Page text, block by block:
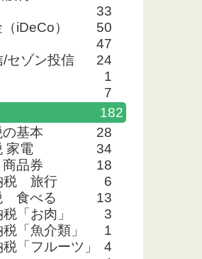
33
iDeCo）
50
47
セゾン投信
24
1
7
182
基本
28
家電
34
品券
18
税 旅行
6
食べる
13
「お肉」
3
「魚介類」
1
「フルーツ」
4